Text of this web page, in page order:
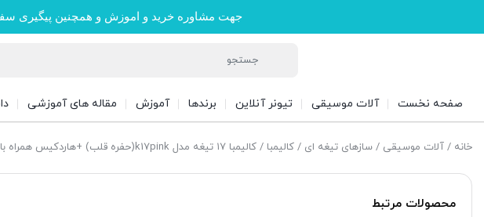
جهت مشاوره خرید و اموزش و همچنین پیگیری
صفحه نخست آلات موسیقی تیونر آنلاین برندها آموزش مقاله های آموزشی
خانه / آلات موسیقی / سازهای تیغه ای / کالیمبا / کالیمبا ۱۷ تیغه مدل k17pink(حفره قلب) +هاردکیس همراه با دو سال گارانتی
محصولات مرتبط